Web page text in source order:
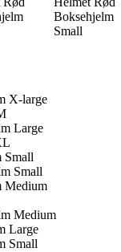
Boksehjelm
Small
X-large
Large
Small
Small
Medium
Medium
Large
Small